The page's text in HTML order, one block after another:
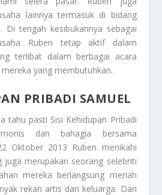
lainnya termasuk di bidang
Di tengah kesibukannya sebagai
Ruben tetap aktif dalam
terlibat dalam berbagai acara
yang membutuhkan.
PRIBADI SAMUEL
tahu pasti Sisi Kehidupan Pribadi
dan bahagia bersama
Oktober 2013 Ruben menikahi
juga merupakan seorang selebriti
mereka berlangsung meriah
rekan artis dan keluarga. Dari